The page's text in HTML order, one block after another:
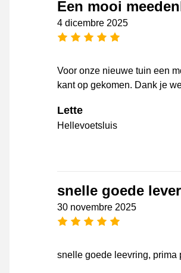
Een mooi
4 dicembre 2025
Voor onze nieuwe tuin een
kant op gekomen. Dank je
Lette
Hellevoetsluis
snelle goede
30 novembre 2025
snelle goede leevring, prima